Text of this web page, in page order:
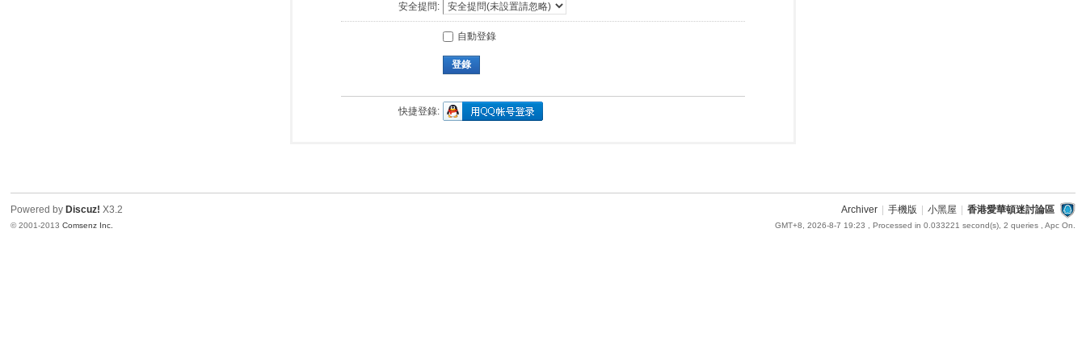
安全提問:
自動登錄
登錄
快捷登錄:
Archiver 手機版 小黑屋 香港愛華頓迷討論區
GMT+8, 2026-8-7 19:23 , Processed in 0.033221 second(s), 2 queries , Apc On.
Powered by Discuz! X3.2
© 2001-2013Comsenz Inc.